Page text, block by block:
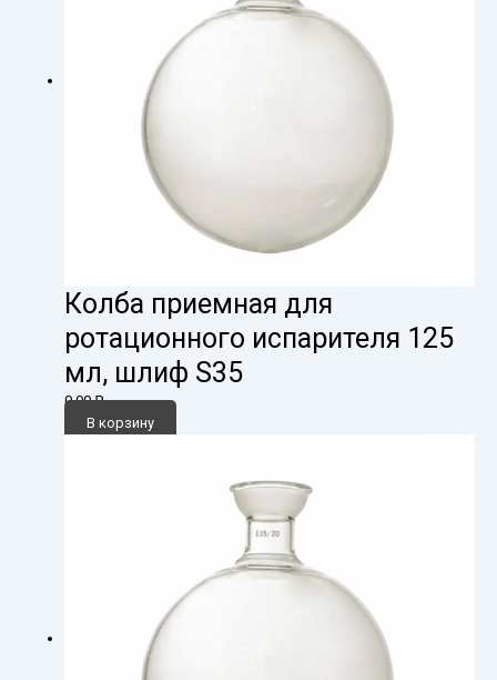
Колба приемная для
ротационного испарителя 125
мл, шлиф S35
0,00₽
В корзину